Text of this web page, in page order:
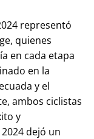
representó
quienes
en cada etapa
en la
y el
ambos ciclistas
y
dejó un